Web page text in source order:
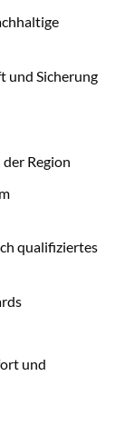
und Sicherung
Region
qualifiziertes
und